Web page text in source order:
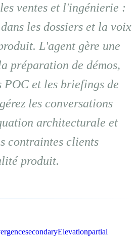
ventes et l'ingénierie :
les dossiers et la voix
L'agent gère une
préparation de démos,
POC et les briefings de
les conversations
architecturale et
contraintes clients
produit.
secondaryElevationpartial